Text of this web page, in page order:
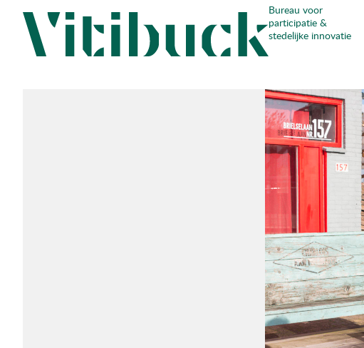
Skip
content
Bureau voor
participatie &
stedelijke innovatie